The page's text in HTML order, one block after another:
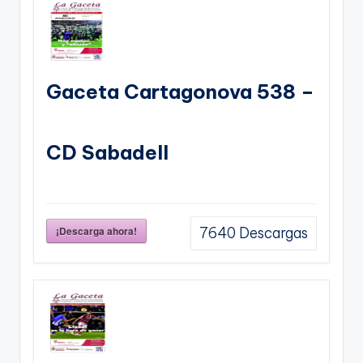
Gaceta Cartagonova 538 –
CD Sabadell
¡Descarga ahora! 7640 Descargas